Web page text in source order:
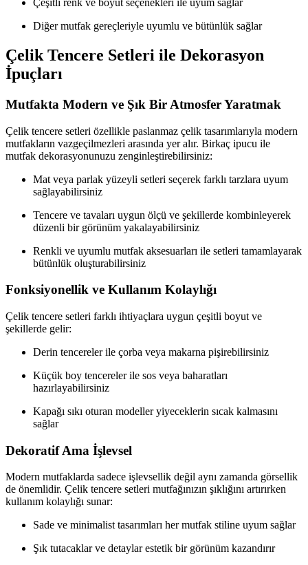
Çeşitli renk ve boyut seçenekleri ile uyum sağlar
Diğer mutfak gereçleriyle uyumlu ve bütünlük sağlar
Çelik Tencere Setleri ile Dekorasyon
İpuçları
Mutfakta Modern ve Şık Bir Atmosfer Yaratmak
Çelik tencere setleri özellikle paslanmaz çelik tasarımlarıyla modern
mutfakların vazgeçilmezleri arasında yer alır. Birkaç ipucu ile
mutfak dekorasyonunuzu zenginleştirebilirsiniz:
Mat veya parlak yüzeyli setleri seçerek farklı tarzlara uyum
sağlayabilirsiniz
Tencere ve tavaları uygun ölçü ve şekillerde kombinleyerek
düzenli bir görünüm yakalayabilirsiniz
Renkli ve uyumlu mutfak aksesuarları ile setleri tamamlayarak
bütünlük oluşturabilirsiniz
Fonksiyonellik ve Kullanım Kolaylığı
Çelik tencere setleri farklı ihtiyaçlara uygun çeşitli boyut ve
şekillerde gelir:
Derin tencereler ile çorba veya makarna pişirebilirsiniz
Küçük boy tencereler ile sos veya baharatları
hazırlayabilirsiniz
Kapağı sıkı oturan modeller yiyeceklerin sıcak kalmasını
sağlar
Dekoratif Ama İşlevsel
Modern mutfaklarda sadece işlevsellik değil aynı zamanda görsellik
de önemlidir. Çelik tencere setleri mutfağınızın şıklığını artırırken
kullanım kolaylığı sunar:
Sade ve minimalist tasarımları her mutfak stiline uyum sağlar
Şık tutacaklar ve detaylar estetik bir görünüm kazandırır